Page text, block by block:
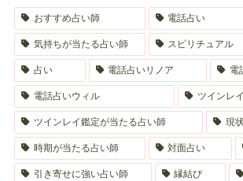
おすすめ占い師 電話占い
気持ちが当たる占い師 スピリチュアル
占い 電話占いリノア 電
電話占いウィル ツインレ
ツインレイ鑑定が当たる占い師 現
時期が当たる占い師 対面占い
引き寄せに強い占い師 縁結び